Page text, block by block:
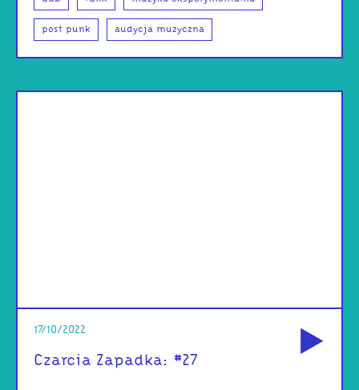
post punk audycja muzyczna
17/10/2022
Czarcia Zapadka: #27